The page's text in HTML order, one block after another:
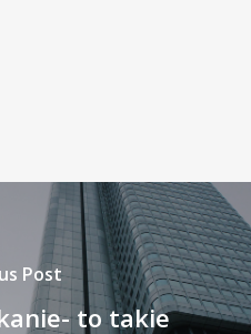
Post
to takie